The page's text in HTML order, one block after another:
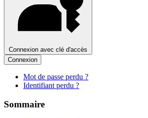
Connexion avec clé d'accès
Connexion
Mot de passe perdu ?
Identifiant perdu ?
Sommaire